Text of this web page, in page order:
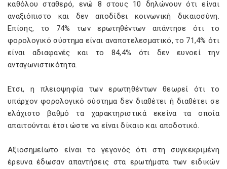
καθόλου σταθερό, ενώ 8 στους 10 δηλώνουν ότι είναι
αναξιόπιστο και δεν αποδίδει κοινωνική δικαιοσύνη.
Επίσης, το 74% των ερωτηθέντων απάντησε ότι το
φορολογικό σύστημα είναι αναποτελεσματικό, το 71,4% ότι
είναι αδιαφανές και το 84,4% ότι δεν ευνοεί την
ανταγωνιστικότητα.
Ετσι, η πλειοψηφία των ερωτηθέντων θεωρεί ότι το
υπάρχον φορολογικό σύστημα δεν διαθέτει ή διαθέτει σε
ελάχιστο βαθμό τα χαρακτηριστικά εκείνα τα οποία
απαιτούνται έτσι ώστε να είναι δίκαιο και αποδοτικό.
Αξιοσημείωτο είναι το γεγονός ότι στη συγκεκριμένη
έρευνα έδωσαν απαντήσεις στα ερωτήματα των ειδικών